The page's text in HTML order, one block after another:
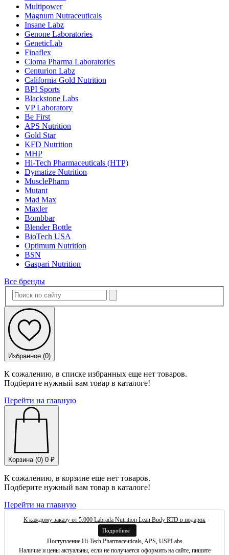
Multipower
Magnum Nutraceuticals
Insane Labz
Genone Laboratories
GeneticLab
Finaflex
Cloma Pharma Laboratories
Centurion Labz
California Gold Nutrition
BPI Sports
Blackstone Labs
VP Laboratory
Be First
APS Nutrition
Gold Star
KFD Nutrition
MHP
Hi-Tech Pharmaceuticals (HTP)
Dymatize Nutrition
MusclePharm
Mutant
Mad Max
Maxler
Bombbar
Blender Bottle
BioTech USA
Optimum Nutrition
BSN
Gaspari Nutrition
Все бренды
Избранное (0)
К сожалению, в списке избранных еще нет товаров.
Подберите нужный вам товар в каталоге!
Перейти на главную
Корзина (0) 0 ₽
К сожалению, в корзине еще нет товаров.
Подберите нужный вам товар в каталоге!
Перейти на главную
К каждому заказу от 5.000 Labrada Nutrition Lean Body RTD в подарок
Подробнее
Поступление Hi-Tech Pharmaceuticals, APS, USPLabs
Наличие и цены актуальны, если не получается оформить на сайте, пишите